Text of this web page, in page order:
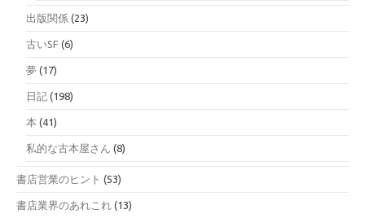
出版関係 (23)
古いSF (6)
夢 (17)
日記 (198)
本 (41)
私的な古本屋さん (8)
書店営業のヒント (53)
書店業界のあれこれ (13)